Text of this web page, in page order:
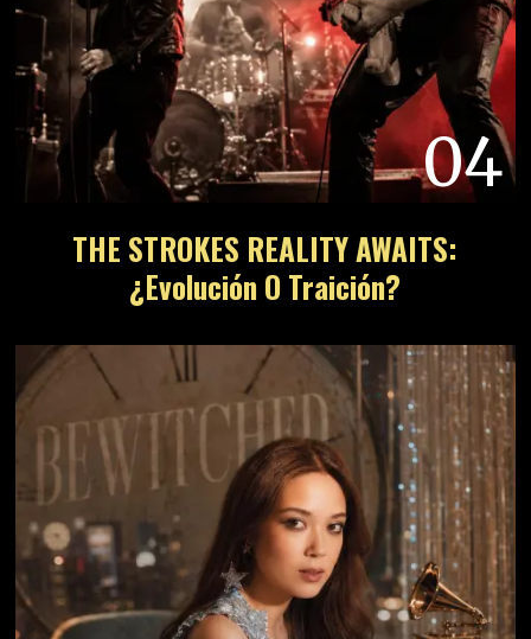
04
THE STROKES REALITY AWAITS:
¿Evolución O Traición?